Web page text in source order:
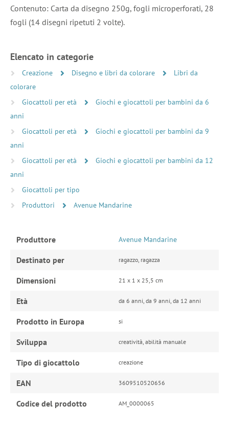
Contenuto: Carta da disegno 250g, fogli microperforati, 28
fogli (14 disegni ripetuti 2 volte).
Elencato in categorie
Creazione Disegno e libri da colorare
Libri da
colorare
Giocattoli per età
Giochi e giocattoli per bambini da 6
anni
Giocattoli per età
Giochi e giocattoli per bambini da 9
anni
Giocattoli per età
Giochi e giocattoli per bambini da 12
anni
Giocattoli per tipo
Produttori
Avenue Mandarine
Produttore Avenue Mandarine
Destinato per ragazzo, ragazza
Dimensioni 21 x 1 x 25,5 cm
Età da 6 anni, da 9 anni, da 12 anni
Prodotto in Europa si
Sviluppa creatività, abilità manuale
Tipo di giocattolo creazione
EAN 3609510520656
Codice del prodotto AM_0000065